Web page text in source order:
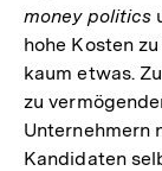
der
money politics
hohe Kosten
kaum etwas.
zu
Unternehmern
Kandidaten